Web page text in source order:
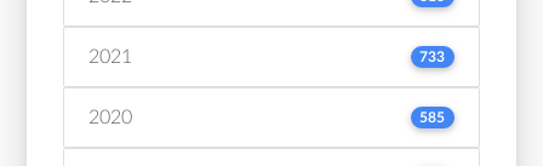
2021 733
2020 585